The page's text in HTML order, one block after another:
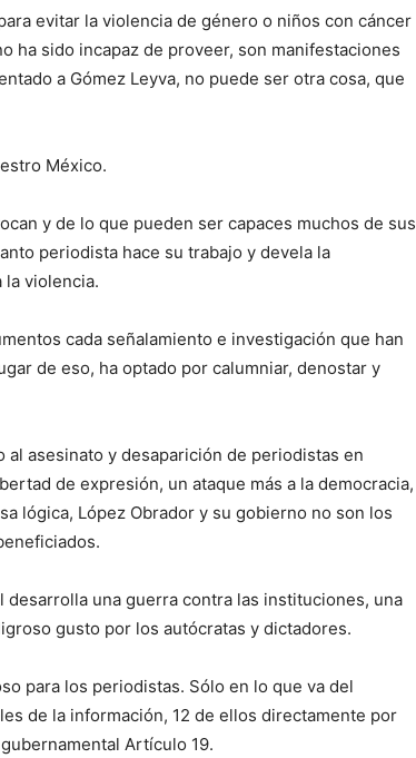
evitar la violencia de género o niños con cáncer
ha sido incapaz de proveer, son manifestaciones
a Gómez Leyva, no puede ser otra cosa, que
México.
y de lo que pueden ser capaces muchos de sus
periodista hace su trabajo y devela la
violencia.
cada señalamiento e investigación que han
de eso, ha optado por calumniar, denostar y
al asesinato y desaparición de periodistas en
de expresión, un ataque más a la democracia,
lógica, López Obrador y su gobierno no son los
una guerra contra las instituciones, una
gusto por los autócratas y dictadores.
para los periodistas. Sólo en lo que va del
de la información, 12 de ellos directamente por
Artículo 19.